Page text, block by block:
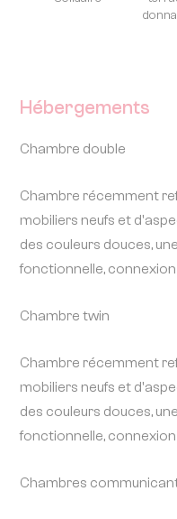
Hébergements
Chambre double
Chambre récemment
mobiliers neufs et
des couleurs douces,
fonctionnelle, connexion
Chambre twin
Chambre récemment
mobiliers neufs et
des couleurs douces,
fonctionnelle, connexion
Chambres